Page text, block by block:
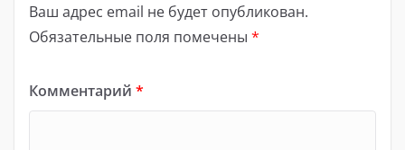
Ваш адрес email не будет опубликован.
Обязательные поля помечены *
Комментарий *